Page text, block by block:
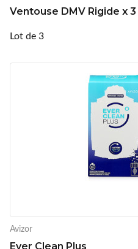
Ventouse DMV Rigide x 3
Lot de 3
Avizor
Ever Clean Plus